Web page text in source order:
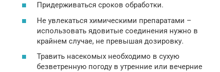
Придерживаться сроков обработки.
Не увлекаться химическими препаратами –
использовать ядовитые соединения нужно в
крайнем случае, не превышая дозировку.
Травить насекомых необходимо в сухую
безветренную погоду в утренние или вечерние